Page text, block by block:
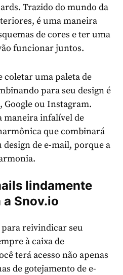
Trazido do mundo da
é uma maneira
de cores e ter uma
funcionar juntos.
coletar uma paleta de
para seu design é
ou Instagram.
maneira infalível de
que combinará
de e-mail, porque a
lindamente
Snov.io
para reivindicar seu
à caixa de
terá acesso não apenas
de gotejamento de e-